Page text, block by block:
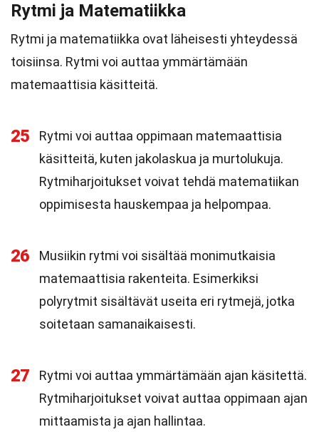
Rytmi ja Matematiikka
Rytmi ja matematiikka ovat läheisesti yhteydessä
toisiinsa. Rytmi voi auttaa ymmärtämään
matemaattisia käsitteitä.
25
Rytmi voi auttaa oppimaan matemaattisia
käsitteitä, kuten jakolaskua ja murtolukuja.
Rytmiharjoitukset voivat tehdä matematiikan
oppimisesta hauskempaa ja helpompaa.
26
Musiikin rytmi voi sisältää monimutkaisia
matemaattisia rakenteita. Esimerkiksi
polyrytmit sisältävät useita eri rytmejä, jotka
soitetaan samanaikaisesti.
27
Rytmi voi auttaa ymmärtämään ajan käsitettä.
Rytmiharjoitukset voivat auttaa oppimaan ajan
mittaamista ja ajan hallintaa.